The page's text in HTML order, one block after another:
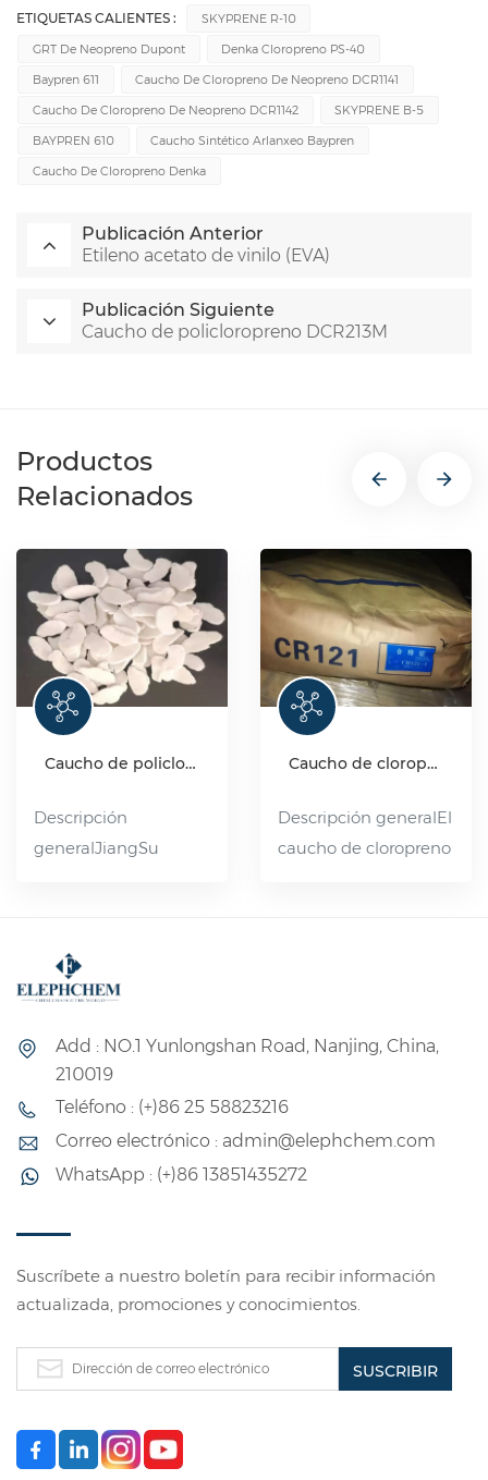
ETIQUETAS CALIENTES :
SKYPRENE R-10
GRT De Neopreno Dupont
Denka Cloropreno PS-40
Baypren 611
Caucho De Cloropreno De Neopreno DCR1141
Caucho De Cloropreno De Neopreno DCR1142
SKYPRENE B-5
BAYPREN 610
Caucho Sintético Arlanxeo Baypren
Caucho De Cloropreno Denka
Publicación Anterior
Etileno acetato de vinilo (EVA)
Publicación Siguiente
Caucho de policloropreno DCR213M
Productos
Relacionados
Caucho de policloropreno
Descripción
generalJiangSu
productos de caucho
de cloropreno, que
CR244, CR248,
CR232, CR121, CR322,
DCR213 y DCR114.
gama completa de
grados, excelente
excelente relación
calidad-precio.
Incluyen series de
caucho de
Caucho de cloropreno de neopreno CR121
Descripción generalEl
caucho de cloropreno
baja, una densidad
de color beige o
marrón claro. Posee
Add : NO.1 Yunlongshan Road, Nanjing, China,
210019
Teléfono : (+)86 25 58823216
Correo electrónico : admin@elephchem.com
WhatsApp : (+)86 13851435272
Suscríbete a nuestro boletín para recibir información
actualizada, promociones y conocimientos.